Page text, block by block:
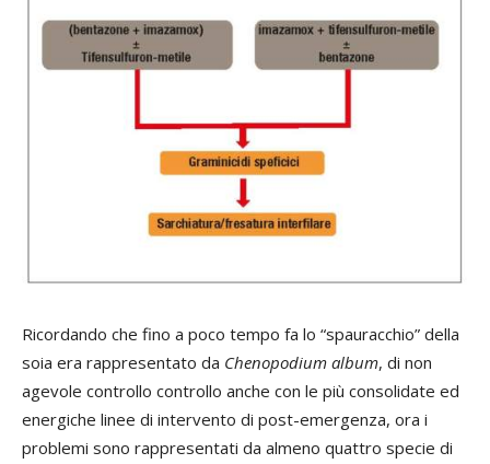
Ricordando che fino a poco tempo fa lo “spauracchio” della
soia era rappresentato da Chenopodium album, di non
agevole controllo controllo anche con le più consolidate ed
energiche linee di intervento di post-emergenza, ora i
problemi sono rappresentati da almeno quattro specie di